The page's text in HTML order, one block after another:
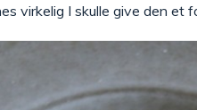
virkelig I skulle give den et